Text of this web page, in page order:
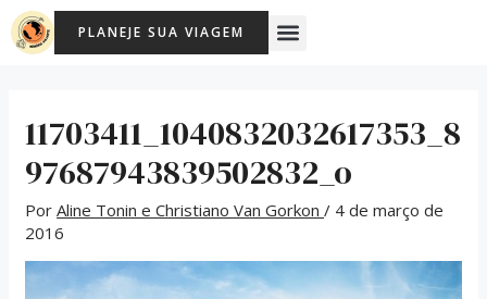
para
PLANEJE SUA VIAGEM Menu
11703411_1040832032617353_8
97687943839502832_o
PorAline Tonin e Christiano Van Gorkon/ 4 de março de
2016
Post
navigation